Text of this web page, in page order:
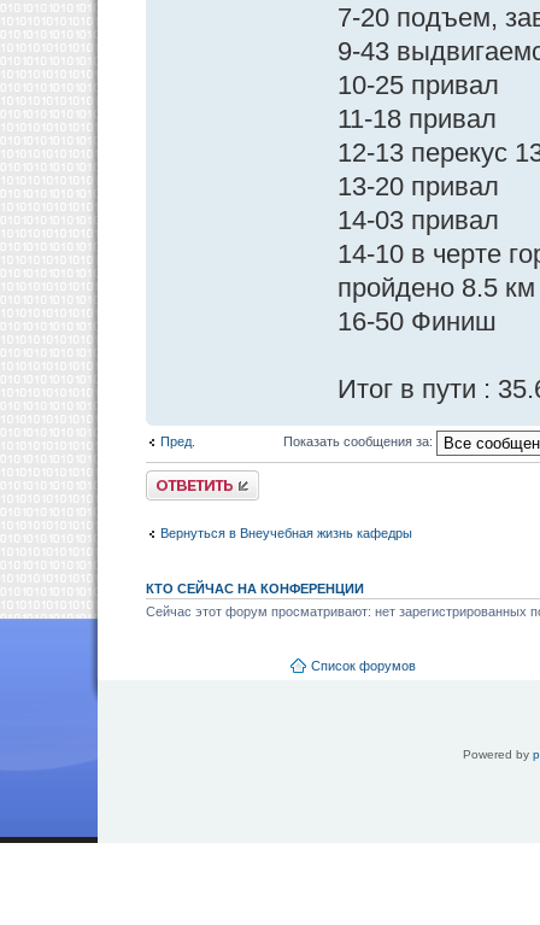
7-20 подъем,
9-43
10-25 привал
11-18 привал
12-13 перекус
13-20 привал
14-03 привал
14-10 в черте
пройдено 8.5 км
16-50 Финиш
Итог в пути :
Пред. Показать сообщения за:
Ответить
Вернуться в Внеучебная жизнь кафедры
КТО СЕЙЧАС НА КОНФЕРЕНЦИИ
Сейчас этот форум просматривают: нет зарегистрированных
Список форумов
Powered by